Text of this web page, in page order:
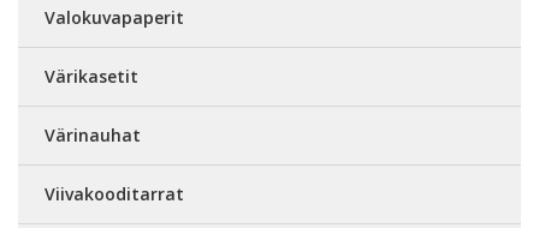
Valokuvapaperit
Värikasetit
Värinauhat
Viivakooditarrat